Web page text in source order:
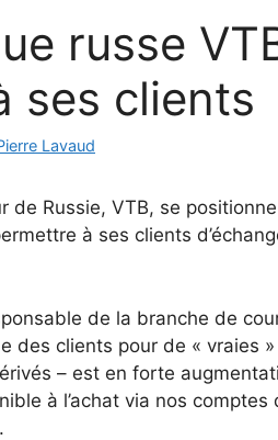
russe
ses clients
Lavaud
de Russie, VTB, se
à ses clients
de la branche de
des clients pour de « vraies
– est en forte
à l’achat via nos